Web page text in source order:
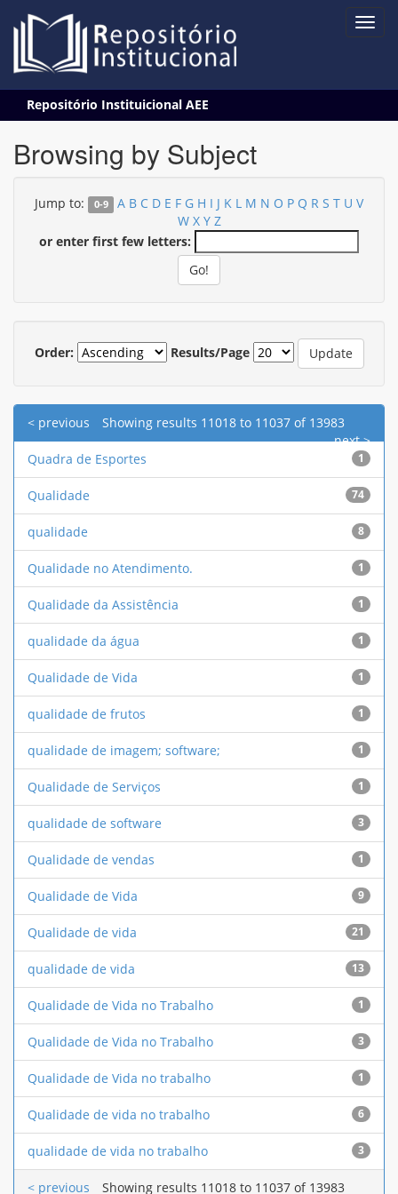
navigation
Repositório Instituicional AEE
Browsing by Subject
Jump to: 0-9 A B C D E F G H I J K L M N O P Q R S T U V
W X Y Z
or enter first few letters:
Order: Results/Page
Showing results 11018 to 11037 of 13983
< previous
next >
Quadra de Esportes
1
Qualidade 74
qualidade 8
Qualidade no Atendimento. 1
Qualidade da Assistência 1
qualidade da água 1
Qualidade de Vida 1
qualidade de frutos 1
qualidade de imagem; software; 1
Qualidade de Serviços 1
qualidade de software 3
Qualidade de vendas 1
Qualidade de Vida 9
Qualidade de vida 21
qualidade de vida 13
Qualidade de Vida no Trabalho 1
Qualidade de Vida no Trabalho 3
Qualidade de Vida no trabalho 1
Qualidade de vida no trabalho 6
qualidade de vida no trabalho 3
Showing results 11018 to 11037 of 13983
< previous